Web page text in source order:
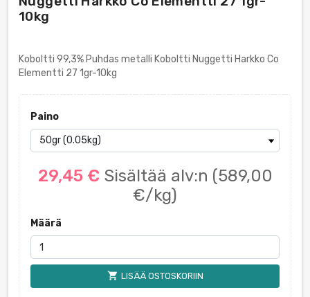
10kg
Koboltti 99,3% Puhdas metalli Koboltti Nuggetti Harkko Co
Elementti 27 1gr-10kg
Paino
29,45 € Sisältää alv:n (589,00
€/kg)
Määrä
shopping_cart LISÄÄ OSTOSKORIIN